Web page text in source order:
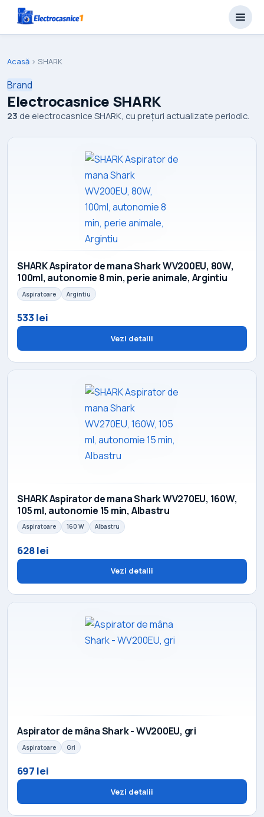
Acasă › SHARK
Brand
Electrocasnice SHARK
23 de electrocasnice SHARK, cu prețuri actualizate periodic.
SHARK Aspirator de mana Shark WV200EU, 80W,
100ml, autonomie 8 min, perie animale, Argintiu
Aspiratoare Argintiu
533 lei
Vezi detalii
SHARK Aspirator de mana Shark WV270EU, 160W,
105 ml, autonomie 15 min, Albastru
Aspiratoare 160 W Albastru
628 lei
Vezi detalii
Aspirator de mâna Shark - WV200EU, gri
Aspiratoare Gri
697 lei
Vezi detalii